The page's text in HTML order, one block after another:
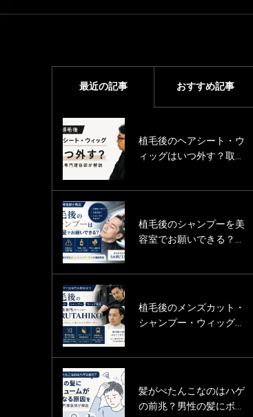
最近の記事 おすすめ記事
植毛後のヘアシート・ウ
ィッグはいつ外す？取り
植毛後のシャンプーを美
容室でお願いできる？洗
植毛後のメンズカット・
シャンプー・ウィッグ相
髪がぺたんこなのはハゲ
の前兆？男性の髪にボリ
薄毛男性のカットモデル
募集
薄毛男性の婚活をヘアサ
ロン（美容室・床屋）と
薄毛男性のカットモデル
募集中！
渋谷にある薄毛男性用の
美容室「Inti＋（インテ